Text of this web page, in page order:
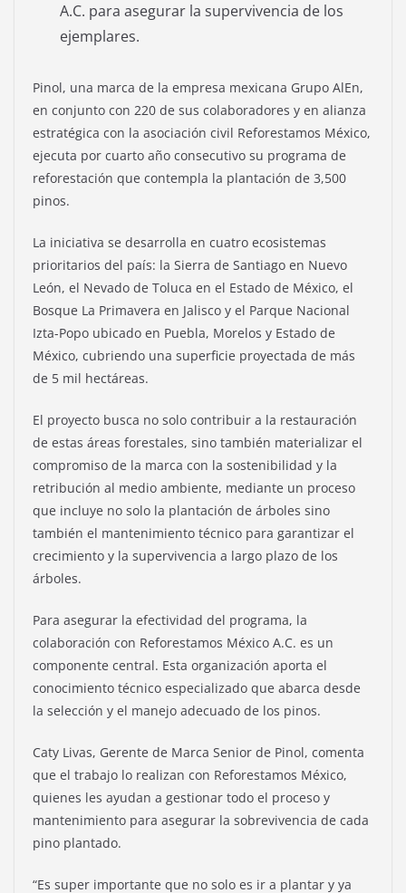
A.C. para asegurar la supervivencia de los
ejemplares.
Pinol, una marca de la empresa mexicana Grupo AlEn,
en conjunto con 220 de sus colaboradores y en alianza
estratégica con la asociación civil Reforestamos México,
ejecuta por cuarto año consecutivo su programa de
reforestación que contempla la plantación de 3,500
pinos.
La iniciativa se desarrolla en cuatro ecosistemas
prioritarios del país: la Sierra de Santiago en Nuevo
León, el Nevado de Toluca en el Estado de México, el
Bosque La Primavera en Jalisco y el Parque Nacional
Izta-Popo ubicado en Puebla, Morelos y Estado de
México, cubriendo una superficie proyectada de más
de 5 mil hectáreas.
El proyecto busca no solo contribuir a la restauración
de estas áreas forestales, sino también materializar el
compromiso de la marca con la sostenibilidad y la
retribución al medio ambiente, mediante un proceso
que incluye no solo la plantación de árboles sino
también el mantenimiento técnico para garantizar el
crecimiento y la supervivencia a largo plazo de los
árboles.
Para asegurar la efectividad del programa, la
colaboración con Reforestamos México A.C. es un
componente central. Esta organización aporta el
conocimiento técnico especializado que abarca desde
la selección y el manejo adecuado de los pinos.
Caty Livas, Gerente de Marca Senior de Pinol, comenta
que el trabajo lo realizan con Reforestamos México,
quienes les ayudan a gestionar todo el proceso y
mantenimiento para asegurar la sobrevivencia de cada
pino plantado.
“Es super importante que no solo es ir a plantar y ya